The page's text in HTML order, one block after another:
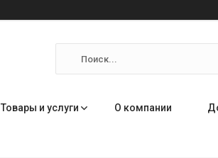
Товары и услуги О компании